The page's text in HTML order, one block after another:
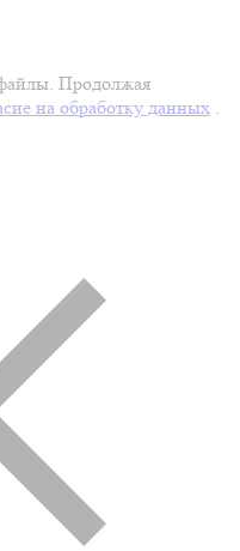
Продолжая
на обработку данных .